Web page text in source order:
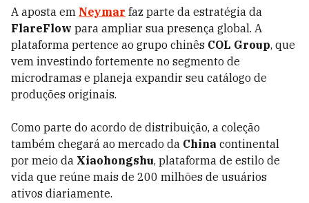
A aposta em Neymar faz parte da estratégia da
FlareFlow para ampliar sua presença global. A
plataforma pertence ao grupo chinês COL Group, que
vem investindo fortemente no segmento de
microdramas e planeja expandir seu catálogo de
produções originais.
Como parte do acordo de distribuição, a coleção
também chegará ao mercado da China continental
por meio da Xiaohongshu, plataforma de estilo de
vida que reúne mais de 200 milhões de usuários
ativos diariamente.